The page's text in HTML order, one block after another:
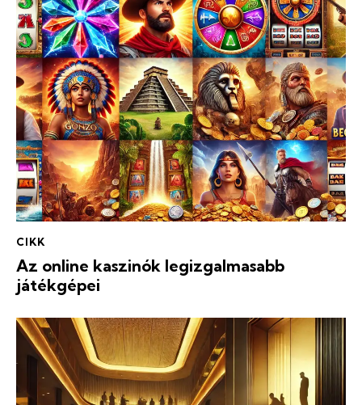
CIKK
Az online kaszinók legizgalmasabb
játékgépei